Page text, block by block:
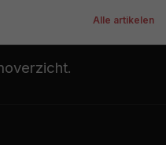
Alle artikelen